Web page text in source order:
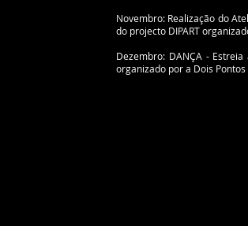
Novembro: Realização do
do projecto DIPART
Dezembro: DANÇA -
organizado por a Dois Pontos